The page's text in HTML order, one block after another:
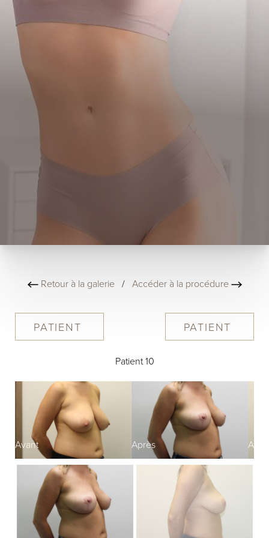
Retour à la galerie/ Accéder à la procédure
PATIENT
Patient 10
PATIENT
Avant Après